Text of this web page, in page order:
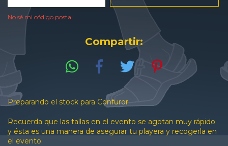
No sé mi código postal
Compartir:
Preparando el stock para Confuror
Recuerda que las tallas en el evento se agotan muy rápido
y ésta es una manera de asegurar tu playera y recogerla en
el evento.